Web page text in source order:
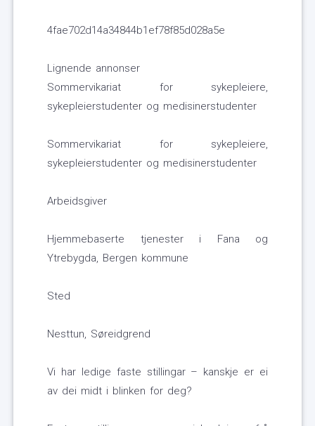
4fae702d14a34844b1ef78f85d028a5e
Lignende annonser
Sommervikariat for sykepleiere,
sykepleierstudenter og medisinerstudenter
Sommervikariat for sykepleiere,
sykepleierstudenter og medisinerstudenter
Arbeidsgiver
Hjemmebaserte tjenester i Fana og
Ytrebygda, Bergen kommune
Sted
Nesttun, Søreidgrend
Vi har ledige faste stillingar – kanskje er ei
av dei midt i blinken for deg?